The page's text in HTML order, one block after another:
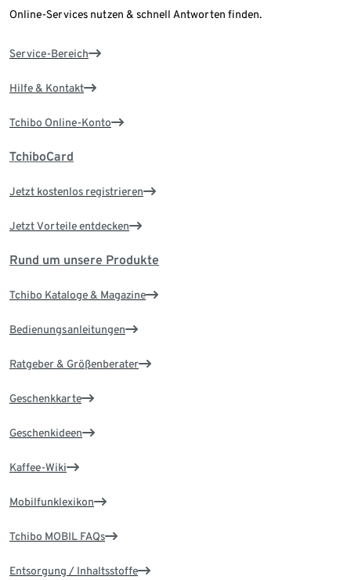
Online-Services nutzen & schnell Antworten finden.
Service-Bereich
Hilfe & Kontakt
Tchibo Online-Konto
TchiboCard
Jetzt kostenlos registrieren
Jetzt Vorteile entdecken
Rund um unsere Produkte
Tchibo Kataloge & Magazine
Bedienungsanleitungen
Ratgeber & Größenberater
Geschenkkarte
Geschenkideen
Kaffee-Wiki
Mobilfunklexikon
Tchibo MOBIL FAQs
Entsorgung / Inhaltsstoffe